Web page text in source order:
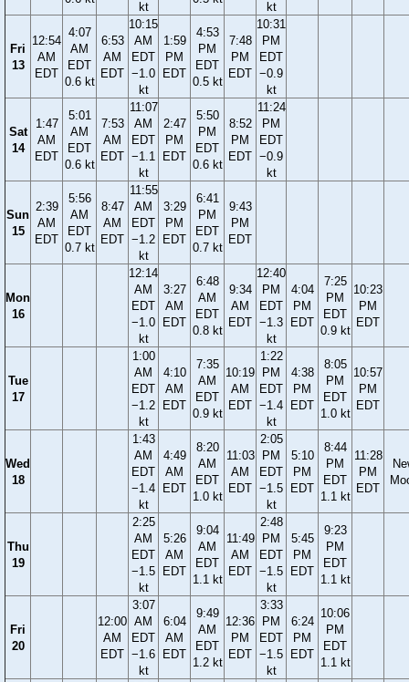
kt kt
Fri
13
12:54
AM
EDT
4:07
AM
EDT
0.6 kt
6:53
AM
EDT
10:15
AM
EDT
−1.0
kt
1:59
PM
EDT
4:53
PM
EDT
0.5 kt
7:48
PM
EDT
10:31
PM
EDT
−0.9
kt
Sat
14
1:47
AM
EDT
5:01
AM
EDT
0.6 kt
7:53
AM
EDT
11:07
AM
EDT
−1.1
kt
2:47
PM
EDT
5:50
PM
EDT
0.6 kt
8:52
PM
EDT
11:24
PM
EDT
−0.9
kt
Sun
15
2:39
AM
EDT
5:56
AM
EDT
0.7 kt
8:47
AM
EDT
11:55
AM
EDT
−1.2
kt
3:29
PM
EDT
6:41
PM
EDT
0.7 kt
9:43
PM
EDT
Mon
16
12:14
AM
EDT
−1.0
kt
3:27
AM
EDT
6:48
AM
EDT
0.8 kt
9:34
AM
EDT
12:40
PM
EDT
−1.3
kt
4:04
PM
EDT
7:25
PM
EDT
0.9 kt
10:23
PM
EDT
Tue
17
1:00
AM
EDT
−1.2
kt
4:10
AM
EDT
7:35
AM
EDT
0.9 kt
10:19
AM
EDT
1:22
PM
EDT
−1.4
kt
4:38
PM
EDT
8:05
PM
EDT
1.0 kt
10:57
PM
EDT
Wed
18
1:43
AM
EDT
−1.4
kt
4:49
AM
EDT
8:20
AM
EDT
1.0 kt
11:03
AM
EDT
2:05
PM
EDT
−1.5
kt
5:10
PM
EDT
8:44
PM
EDT
1.1 kt
11:28
PM
EDT
Thu
19
2:25
AM
EDT
−1.5
kt
5:26
AM
EDT
9:04
AM
EDT
1.1 kt
11:49
AM
EDT
2:48
PM
EDT
−1.5
kt
5:45
PM
EDT
9:23
PM
EDT
1.1 kt
Fri
20
12:00
AM
EDT
3:07
AM
EDT
−1.6
kt
6:04
AM
EDT
9:49
AM
EDT
1.2 kt
12:36
PM
EDT
3:33
PM
EDT
−1.5
kt
6:24
PM
EDT
10:06
PM
EDT
1.1 kt